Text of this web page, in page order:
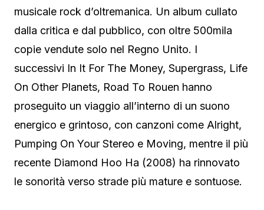
musicale rock d’oltremanica. Un album cullato
dalla critica e dal pubblico, con oltre 500mila
copie vendute solo nel Regno Unito. I
successivi In It For The Money, Supergrass, Life
On Other Planets, Road To Rouen hanno
proseguito un viaggio all’interno di un suono
energico e grintoso, con canzoni come Alright,
Pumping On Your Stereo e Moving, mentre il più
recente Diamond Hoo Ha (2008) ha rinnovato
le sonorità verso strade più mature e sontuose.